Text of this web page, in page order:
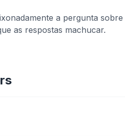
a pergunta
as respostas machucar.